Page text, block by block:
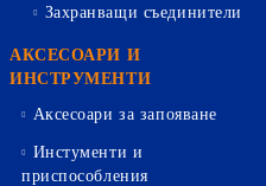
Захранващи съединители
АКСЕСОАРИ И
ИНСТРУМЕНТИ
Аксесоари за запояване
Инстументи и
приспособления